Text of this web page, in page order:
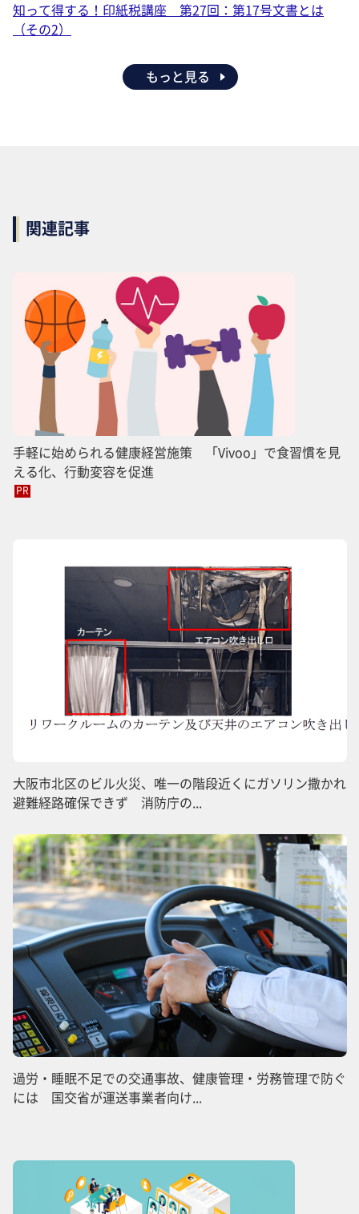
知って得する！印紙税講座 第27回：第17号文書とは
（その2）
もっと見る
関連記事
手軽に始められる健康経営施策 「Vivoo」で食習慣を見
える化、行動変容を促進
PR
大阪市北区のビル火災、唯一の階段近くにガソリン撒かれ
避難経路確保できず 消防庁の...
過労・睡眠不足での交通事故、健康管理・労務管理で防ぐ
には 国交省が運送事業者向け...